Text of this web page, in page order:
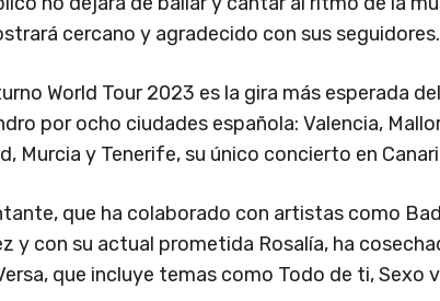
cercano y agradecido con sus seguidores.
World Tour 2023 es la gira más esperada
por ocho ciudades española: Valencia,
Murcia y Tenerife, su único concierto en
que ha colaborado con artistas como
y con su actual prometida Rosalía, ha
que incluye temas como Todo de ti, Sexo